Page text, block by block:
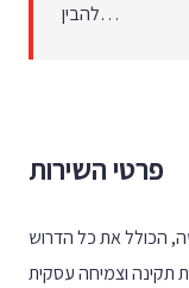
להבין…
פרטי השירות
הכולל את כל הדרוש